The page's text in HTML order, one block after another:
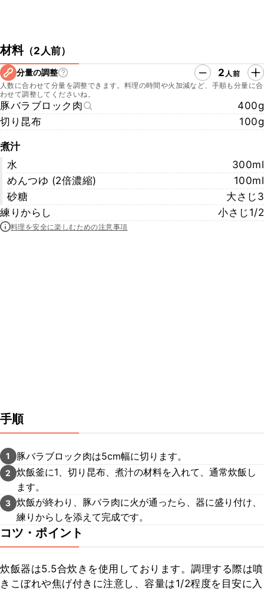
材料（2人前）
分量の調整 2 人前
人数に合わせて分量を調整できます。料理の時間や火加減など、手順も分量に合
わせて調整してくださいね。
豚バラブロック肉
400g
切り昆布
100g
煮汁
水
300ml
めんつゆ (2倍濃縮)
100ml
砂糖
大さじ3
練りからし
小さじ1/2
料理を安全に楽しむための注意事項
手順
1 豚バラブロック肉は5cm幅に切ります。
2
炊飯釜に1、切り昆布、煮汁の材料を入れて、通常炊飯し
ます。
3 炊飯が終わり、豚バラ肉に火が通ったら、器に盛り付け、
練りからしを添えて完成です。
コツ・ポイント
炊飯器は5.5合炊きを使用しております。調理する際は噴
きこぼれや焦げ付きに注意し、容量は1/2程度を目安に入